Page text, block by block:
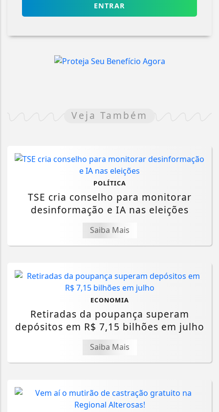
ENTRAR
Veja Também
POLÍTICA
TSE cria conselho para monitorar
desinformação e IA nas eleições
Saiba Mais
ECONOMIA
Retiradas da poupança superam
depósitos em R$ 7,15 bilhões em julho
Saiba Mais